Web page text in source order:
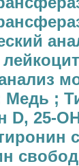
Медь ;
D, 25-